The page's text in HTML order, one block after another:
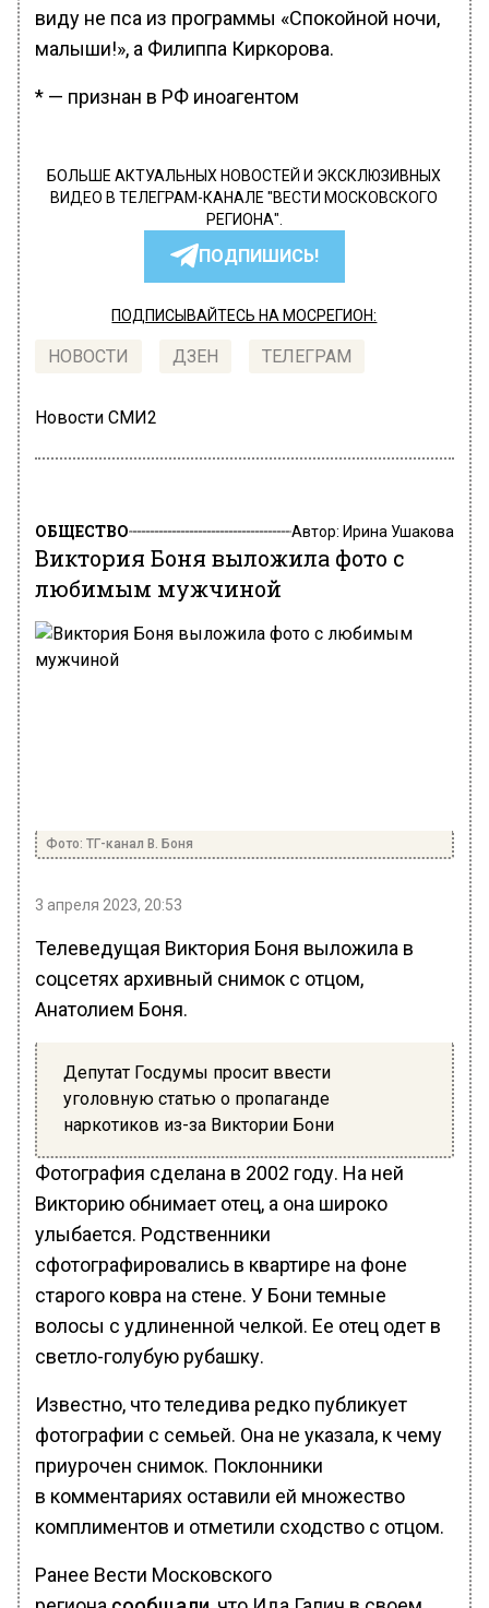
виду не пса из программы «Спокойной ночи,
малыши!», а Филиппа Киркорова.
* — признан в РФ иноагентом
БОЛЬШЕ АКТУАЛЬНЫХ НОВОСТЕЙ И ЭКСКЛЮЗИВНЫХ
ВИДЕО В ТЕЛЕГРАМ-КАНАЛЕ "ВЕСТИ МОСКОВСКОГО
РЕГИОНА".
ПОДПИШИСЬ!
ПОДПИСЫВАЙТЕСЬ НА МОСРЕГИОН:
НОВОСТИ ДЗЕН ТЕЛЕГРАМ
Новости СМИ2
ОБЩЕСТВО Автор: Ирина Ушакова
Виктория Боня выложила фото с
любимым мужчиной
Фото: ТГ-канал В. Боня
3 апреля 2023, 20:53
Телеведущая Виктория Боня выложила в
соцсетях архивный снимок с отцом,
Анатолием Боня.
Депутат Госдумы просит ввести
уголовную статью о пропаганде
наркотиков из-за Виктории Бони
Фотография сделана в 2002 году. На ней
Викторию обнимает отец, а она широко
улыбается. Родственники
сфотографировались в квартире на фоне
старого ковра на стене. У Бони темные
волосы с удлиненной челкой. Ее отец одет в
светло-голубую рубашку.
Известно, что теледива редко публикует
фотографии с семьей. Она не указала, к чему
приурочен снимок. Поклонники
в комментариях оставили ей множество
комплиментов и отметили сходство с отцом.
Ранее Вести Московского